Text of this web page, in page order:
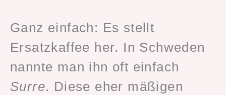
Ganz einfach: Es stellt
Ersatzkaffee her. In Schweden
nannte man ihn oft einfach
Surre. Diese eher mäßigen